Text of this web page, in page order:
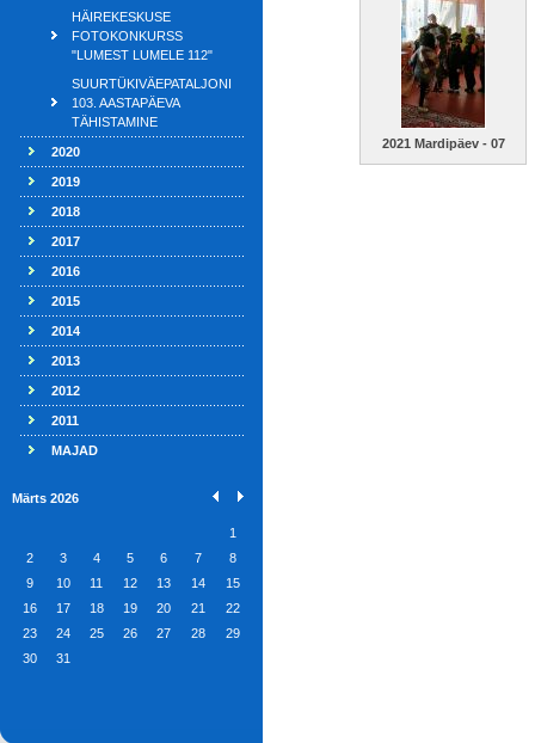
HÄIREKESKUSE
FOTOKONKURSS
"LUMEST LUMELE 112"
SUURTÜKIVÄEPATALJONI
103. AASTAPÄEVA
TÄHISTAMINE
2020
2019
2018
2017
2016
2015
2014
2013
2012
2011
MAJAD
Märts 2026
1
2
3 4 5 6 7
8
9
10 11 12 13 14
15
16
17 18 19 20 21
22
23
24 25 26 27 28
29
30
31
2021 Mardipäev - 07